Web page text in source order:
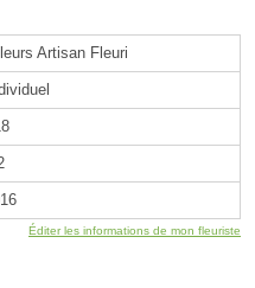
Artisan Fleuri
Éditer les informations de mon fleuriste